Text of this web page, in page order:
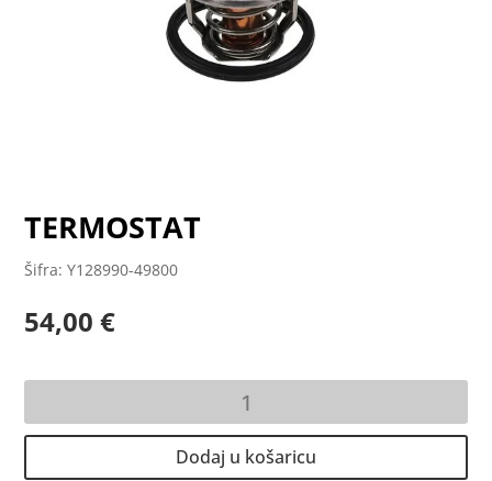
TERMOSTAT
Šifra: Y128990-49800
54,00€
Dodaj u košaricu